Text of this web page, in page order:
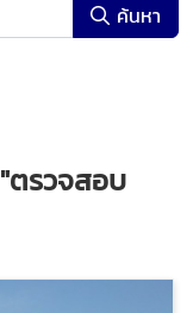
ค้นหา
"ตรวจสอบ